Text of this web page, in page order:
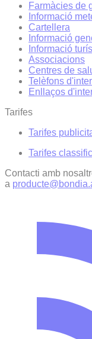
Farmàcies de
Informació
Cartellera
Informació
Informació
Associacions
Centres de
Telèfons
Enllaços
Tarifes
Tarifes
Tarifes
Contacti amb
a